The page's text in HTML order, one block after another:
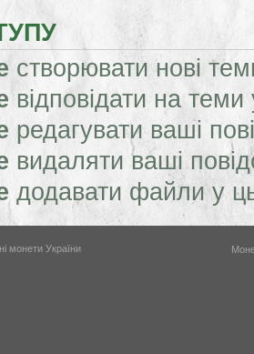
створювати нові
відповідати на
редагувати ваші
видаляти ваші
додавати файли у
монети України